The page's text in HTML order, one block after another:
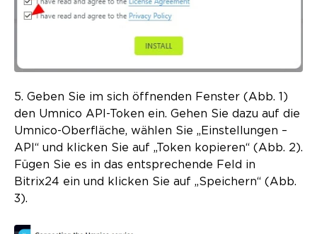
5. Geben Sie im sich öffnenden Fenster (Abb. 1)
den Umnico API-Token ein. Gehen Sie dazu auf die
Umnico-Oberfläche, wählen Sie „Einstellungen –
API“ und klicken Sie auf „Token kopieren“ (Abb. 2).
Fügen Sie es in das entsprechende Feld in
Bitrix24 ein und klicken Sie auf „Speichern“ (Abb.
3).